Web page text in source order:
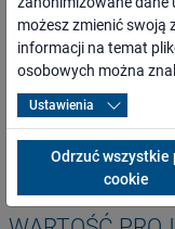
ogół
oraz całego regionu,
osoby o
przewoźnicy oraz inni
media lokalne,
administracja
organizacje
możesz zmienić swoją
informacji na temat
osobowych można
Ustawienia
Odrzuć wszystkie
cookie